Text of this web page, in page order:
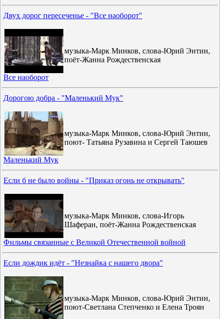
Двух дорог пересеченье - "Все наоборот"
музыка-Марк Минков, слова-Юрий Энтин,
поёт-Жанна Рождественская
Все наоборот
Дорогою добра - "Маленький Мук"
музыка-Марк Минков, слова-Юрий Энтин,
поют- Татьяна Рузавина и Сергей Таюшев
Маленький Мук
Если б не было войны - "Приказ огонь не открывать"
музыка-Марк Минков, слова-Игорь
Шаферан, поёт-Жанна Рождественская
Фильмы связанные с Великой Отечественной войной
Если дождик идёт - "Незнайка с нашего двора"
музыка-Марк Минков, слова-Юрий Энтин,
поют-Светлана Степченко и Елена Троян